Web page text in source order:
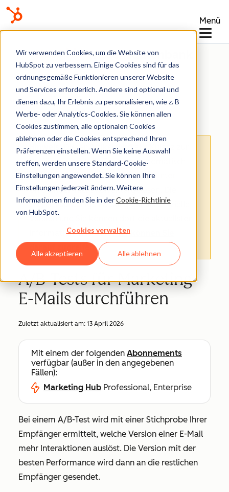
Wir verwenden Cookies, um die Website von
HubSpot zu verbessern. Einige Cookies sind für das
ordnungsgemäße Funktionieren unserer Website
und Services erforderlich. Andere sind optional und
dienen dazu, Ihr Erlebnis zu personalisieren, wie z. B
Werbe- oder Analytics-Cookies. Sie können allen
Cookies zustimmen, alle optionalen Cookies
ablehnen oder die Cookies entsprechend Ihren
Präferenzen einstellen. Wenn Sie keine Auswahl
treffen, werden unsere Standard-Cookie-
Einstellungen angewendet. Sie können Ihre
Einstellungen jederzeit ändern. Weitere
Informationen finden Sie in derCookie-Richtlinie
von HubSpot.
Cookies verwalten
Alle akzeptieren Alle ablehnen
Menü
Wissensdatenbank
Marketing-E-Mail
: Dieser Artikel wird aus Kulanz zur
Verfügung gestellt.Er wurde automatisch
mit einer Software übersetzt und unter
Umständen nicht korrekturgelesen. Die
englischsprachige Fassung gilt als offizielle
Version und Sie können dort die aktuellsten
Informationen finden.Hier können Sie
darauf zugreifen.
A/B-Tests für Marketing-
E-Mails durchführen
Zuletzt aktualisiert am: 13 April 2026
Mit einem der folgenden Abonnements
verfügbar (außer in den angegebenen
Fällen):
Marketing Hub Professional, Enterprise
Bei einem A/B-Test wird mit einer Stichprobe Ihrer
Empfänger ermittelt, welche Version einer E-Mail
mehr Interaktionen auslöst. Die Version mit der
besten Performance wird dann an die restlichen
Empfänger gesendet.